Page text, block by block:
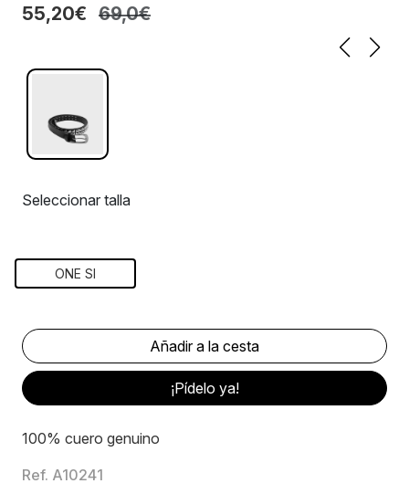
55,20€ 69,0€
Seleccionar talla
ONE SI
¡Pídelo ya!
100% cuero genuino
Ref. A10241